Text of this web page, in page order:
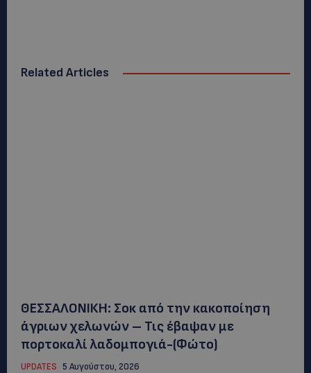
Related Articles
ΘΕΣΣΑΛΟΝΙΚΗ: Σοκ από την κακοποίηση
άγριων χελωνών – Τις έβαψαν με
πορτοκαλί λαδομπογιά-(Φώτο)
UPDATES 5 Αυγούστου, 2026